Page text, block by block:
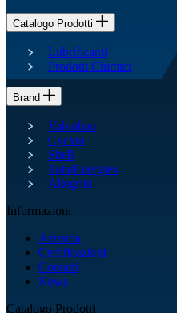
Catalogo Prodotti
Lubrificanti
Prodotti Chimici
Brand
Valvoline
Cyclon
Shell
TotalEnergies
Allegrini
Informazioni
Azienda
Certificazioni
Contatti
News
Catalogo Prodotti